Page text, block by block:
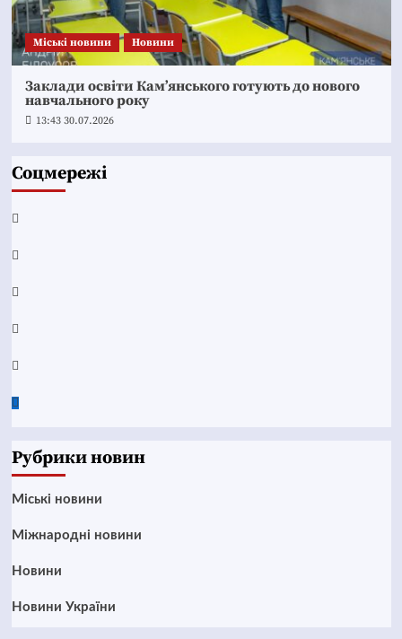
Mіські новини Новини
Заклади освіти Кам’янського готують до нового
навчального року
13:43 30.07.2026
Соцмережі
Facebook
YouTube
Telegram
Instagram
Twitter
Google
Рубрики новин
Mіські новини
Міжнародні новини
Новини
Новини України